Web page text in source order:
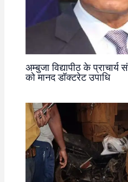
अम्बुजा विद्यापीठ के
को मानद डॉक्टरेट उपाधि